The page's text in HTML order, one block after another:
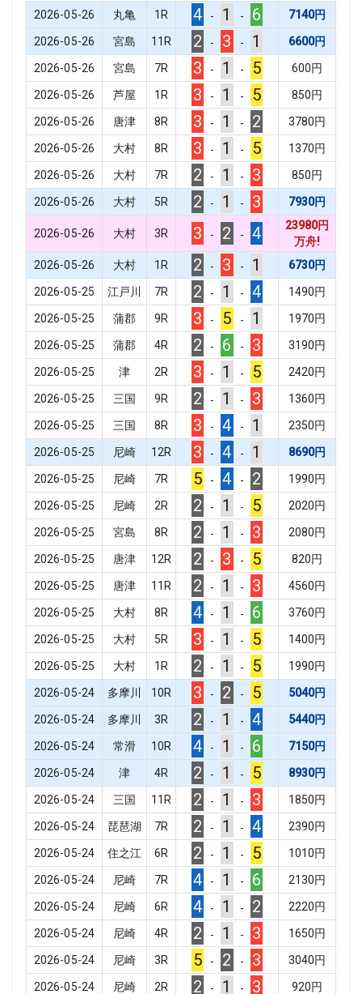
2026-05-26 丸亀 1 R 4 - 1 - 6 7140円
2026-05-26 宮島 11 R 2 - 3 - 1 6600円
2026-05-26 宮島 7R 3 - 1 - 5 600円
2026-05-26 芦屋 1 R 3 - 1 - 5 850円
2026-05-26 唐津 8R 3 - 1 - 2 3780円
2026-05-26 大村 8R 3 - 1 - 5 1370円
2026-05-26 大村 7R 2 - 1 - 3 850円
2026-05-26 大村 5R 2 - 1 - 3 7930円
2026-05-26 大村 3R 3 - 2 - 4 23980円
万舟!
2026-05-26
大村 1 R 2 - 3 - 1 6730円
2026-05-25 江戸川 7R 2 - 1 - 4 1490円
2026-05-25 蒲郡 9R 3 - 5 - 1 1970円
2026-05-25 蒲郡 4R 2 - 6 - 3 3190円
2026-05-25 津 2R 3 - 1 - 5 2420円
2026-05-25 三国 9R 2 - 1 - 3 1360円
2026-05-25 三国 8R 3 - 4 - 1 2350円
2026-05-25 尼崎 12R 3 - 4 - 1 8690円
2026-05-25 尼崎 7R 5 - 4 - 2 1990円
2026-05-25 尼崎 2R 2 - 1 - 5 2020円
2026-05-25 宮島 8R 2 - 1 - 3 2080円
2026-05-25 唐津 12R 2 - 3 - 5 820円
2026-05-25 唐津 11 R 2 - 1 - 3 4560円
2026-05-25 大村 8R 4 - 1 - 6 3760円
2026-05-25 大村 5R 3 - 1 - 5 1400円
2026-05-25 大村 1 R 2 - 1 - 5 1990円
2026-05-24 多摩川 10R 3 - 2 - 5 5040円
2026-05-24 多摩川 3R 2 - 1 - 4 5440円
2026-05-24 常滑 10R 4 - 1 - 6 7150円
2026-05-24 津 4R 2 - 1 - 5 8930円
2026-05-24 三国 11 R 2 - 1 - 3 1850円
2026-05-24 琵琶湖 7R 2 - 1 - 4 2390円
2026-05-24 住之江 6R 2 - 1 - 5 1010円
2026-05-24 尼崎 7R 4 - 1 - 6 2130円
2026-05-24 尼崎 6R 4 - 1 - 2 2220円
2026-05-24 尼崎 4R 2 - 1 - 3 1650円
2026-05-24 尼崎 3R 5 - 2 - 3 3040円
2026-05-24 尼崎 2R 2 - 1 - 3 920円